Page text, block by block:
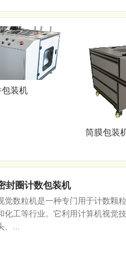
装机
筒膜包装
封圈计数包装机
觉数粒机是一种专门用于计数颗
化工等行业。它利用计算机视觉
、...